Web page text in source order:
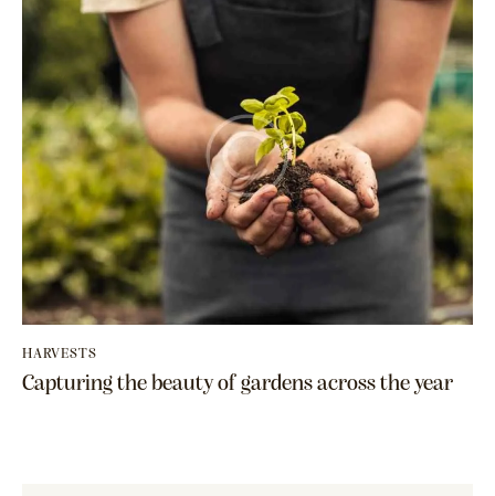
HARVESTS
Capturing the beauty of gardens across the year